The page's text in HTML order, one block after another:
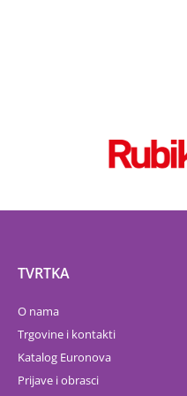
TVRTKA
O nama
Trgovine i kontakti
Katalog Euronova
Prijave i obrasci